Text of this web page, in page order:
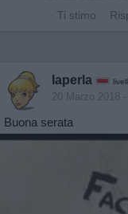
· Ti stimo ·
laperla
20 Marzo 2018
Buona serata